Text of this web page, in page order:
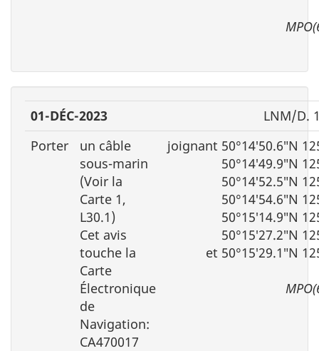
01-DÉC-2023
LNM/D.
Porter
un câble
sous-marin
(Voir la
Carte 1,
L30.1)
Cet avis
touche la
Carte
Électronique
de
Navigation:
CA470017
joignant 50°14′50.6″N
50°14′49.9″N
50°14′52.5″N
50°14′54.6″N
50°15′14.9″N
50°15′27.2″N
et 50°15′29.1″N